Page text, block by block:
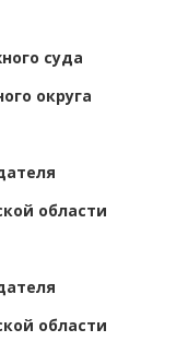
суда
округа
области
области